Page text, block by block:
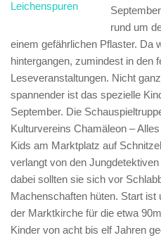
rund um
einem gefährlichen Pflaster. Da
hintergangen, zumindest in den
Leseveranstaltungen. Nicht
spannender ist das spezielle
September. Die
Kulturvereins Chamäleon –
Kids am Marktplatz auf
verlangt von den
dabei sollten sie sich vor
Machenschaften hüten. Start
der Marktkirche für die etwa
Kinder von acht bis elf Jahren